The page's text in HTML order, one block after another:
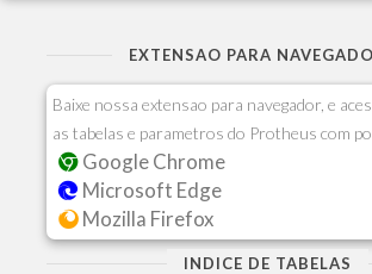
EXTENSAO PARA
Baixe nossa extensao para navegador, e
as tabelas e parametros do Protheus com
Google Chrome
Microsoft Edge
Mozilla Firefox
INDICE DE TABELAS